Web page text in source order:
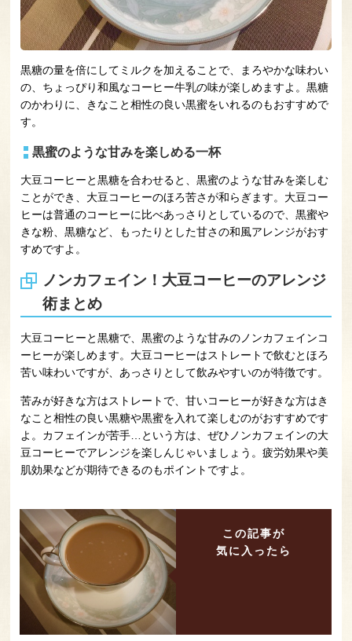
黒糖の量を倍にしてミルクを加えることで、まろやかな味わい
の、ちょっぴり和風なコーヒー牛乳の味が楽しめますよ。黒糖
のかわりに、きなこと相性の良い黒蜜をいれるのもおすすめで
す。
黒蜜のような甘みを楽しめる一杯
大豆コーヒーと黒糖を合わせると、黒蜜のような甘みを楽しむ
ことができ、大豆コーヒーのほろ苦さが和らぎます。大豆コー
ヒーは普通のコーヒーに比べあっさりとしているので、黒蜜や
きな粉、黒糖など、もったりとした甘さの和風アレンジがおす
すめですよ。
ノンカフェイン！大豆コーヒーのアレンジ
術まとめ
大豆コーヒーと黒糖で、黒蜜のような甘みのノンカフェインコ
ーヒーが楽しめます。大豆コーヒーはストレートで飲むとほろ
苦い味わいですが、あっさりとして飲みやすいのが特徴です。
苦みが好きな方はストレートで、甘いコーヒーが好きな方はき
なこと相性の良い黒糖や黒蜜を入れて楽しむのがおすすめです
よ。カフェインが苦手…という方は、ぜひノンカフェインの大
豆コーヒーでアレンジを楽しんじゃいましょう。疲労効果や美
肌効果などが期待できるのもポイントですよ。
この記事が
気に入ったら